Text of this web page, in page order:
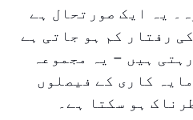
یہ ایک صورتحال ہے
رفتار کم ہو جاتی ہے
ہیں – یہ مجموعہ
کاری کے فیصلوں
ہو سکتا ہے۔